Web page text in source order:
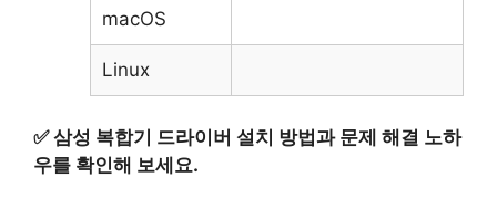
macOS
Linux
✅삼성 복합기 드라이버 설치 방법과 문제 해결 노하
우를 확인해 보세요.